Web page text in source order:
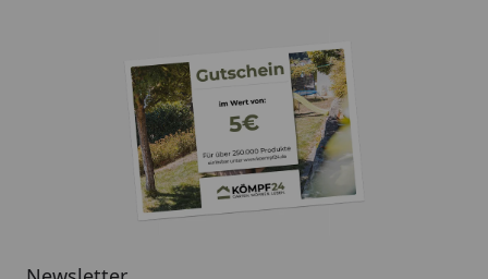
andere Form der Abdeckung (z.
B. Holzlatte) möglich
Professioneller Montageservice
zum Festpreis erhältlich
(nur bei gleichzeitiger Montage
eines Gartenhauses möglich)